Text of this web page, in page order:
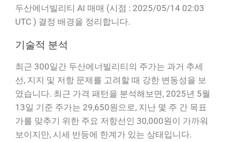
두산에너빌리티 AI 매매 (시점 : 2025/05/14 02:03
UTC ) 결정 배경을 정리합니다.
기술적 분석
최근 300일간 두산에너빌리티의 주가는 과거 추세
선, 지지 및 저항 문제를 고려할 때 강한 변동성을 보
였습니다. 최근 가격 패턴을 분석해보면, 2025년 5월
13일 기준 주가는 29,650원으로, 지난 몇 주 간 목표
가를 맞추기 위한 주요 저항선인 30,000원이 가까워
보이지만, 시세 반등에 한계가 있는 상태입니다.